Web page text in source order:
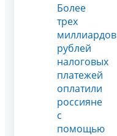
Более
трех
миллиардов
рублей
налоговых
платежей
оплатили
россияне
с
помощью